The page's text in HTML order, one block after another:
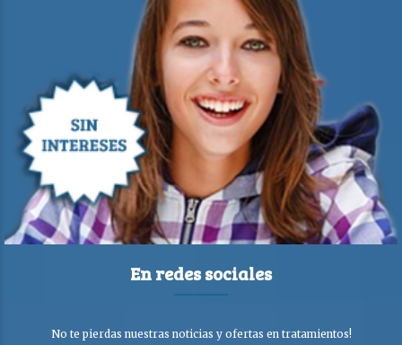
En redes sociales
No te pierdas nuestras noticias y ofertas en tratamientos!